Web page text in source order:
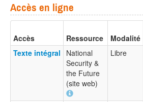
Accès en ligne
Accès Ressource Modalité
Texte intégral
National
Security &
the Future
(site web)
Libre